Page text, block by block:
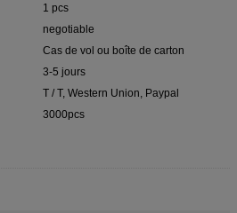
1 pcs
negotiable
Cas de vol ou boîte de carton
3-5 jours
T / T, Western Union, Paypal
3000pcs